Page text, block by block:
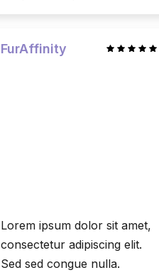
FurAffinity
Lorem ipsum dolor sit amet,
consectetur adipiscing elit.
Sed sed congue nulla.